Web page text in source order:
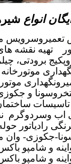
انواع
تهیه نقشه
برودتی،
و
تاسیسات
اب وسردوگرم
رادیاتور
جکوزی- وان
و شامپو
و شامپو